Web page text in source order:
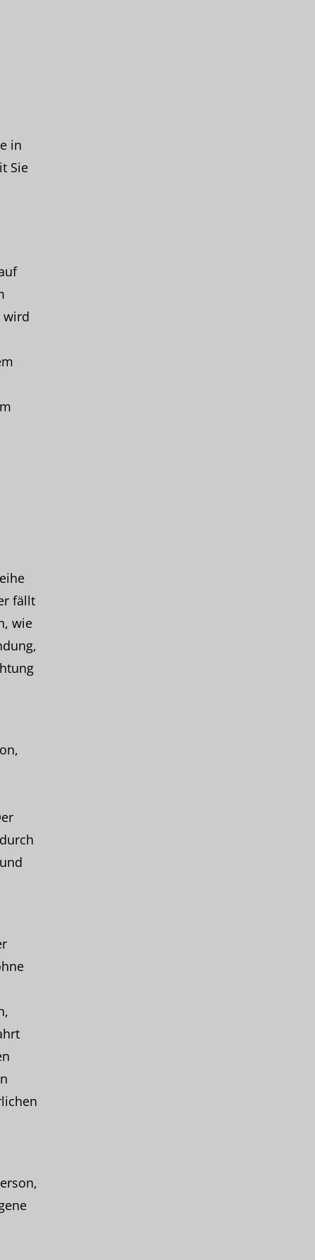
in
Sie
wird
fällt
wie